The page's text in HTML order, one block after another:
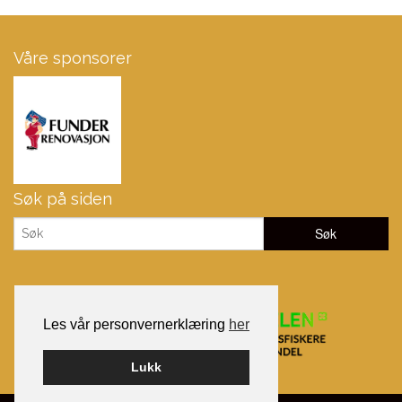
Les vår personvernerklæring her
Lukk
Våre sponsorer
Søk på siden